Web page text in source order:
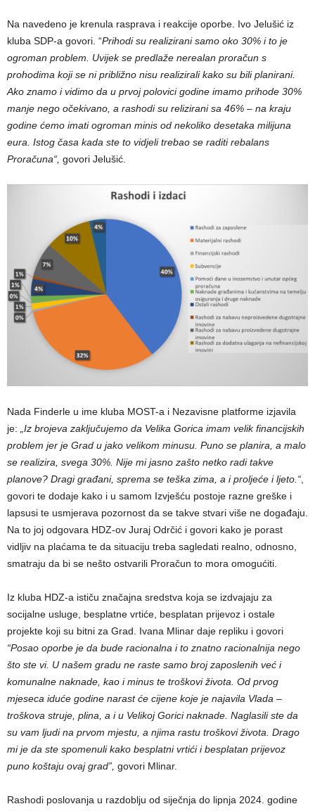
Na navedeno je krenula rasprava i reakcije oporbe. Ivo Jelušić iz
kluba SDP-a govori. “Prihodi su realizirani samo oko 30% i to je
ogroman problem. Uvijek se predlaže nerealan proračun s
prohodima koji se ni približno nisu realizirali kako su bili planirani.
Ako znamo i vidimo da u prvoj polovici godine imamo prihode 30%
manje nego očekivano, a rashodi su relizirani sa 46% – na kraju
godine ćemo imati ogroman minis od nekoliko desetaka milijuna
eura. Istog časa kada ste to vidjeli trebao se raditi rebalans
Proračuna“, govori Jelušić.
Nada Finderle u ime kluba MOST-a i Nezavisne platforme izjavila
je:
„Iz brojeva zaključujemo da Velika Gorica imam velik financijskih
problem jer je Grad u jako velikom minusu. Puno se planira, a malo
se realizira, svega 30%. Nije mi jasno zašto netko radi takve
planove? Dragi građani, sprema se teška zima, a i proljeće i ljeto.“
govori te dodaje kako i u samom Izvješću postoje razne greške i
lapsusi te usmjerava pozornost da se takve stvari više ne događaju.
Na to joj odgovara HDZ-ov Juraj Odrčić i govori kako je porast
vidljiv na plaćama te da situaciju treba sagledati realno, odnosno,
smatraju da bi se nešto ostvarili Proračun to mora omogućiti.
Iz kluba HDZ-a ističu značajna sredstva koja se izdvajaju za
socijalne usluge, besplatne vrtiće, besplatan prijevoz i ostale
projekte koji su bitni za Grad. Ivana Mlinar daje repliku i govori
“Posao oporbe je da bude racionalna i to znatno racionalnija nego
što ste vi. U našem gradu ne raste samo broj zaposlenih već i
komunalne naknade, kao i minus te troškovi života. Od prvog
mjeseca iduće godine narast će cijene koje je najavila Vlada –
troškova struje, plina, a i u Velikoj Gorici naknade. Naglasili ste da
su vam ljudi na prvom mjestu, a njima rastu troškovi života. Drago
mi je da ste spomenuli kako besplatni vrtići i besplatan prijevoz
puno koštaju ovaj grad”, govori Mlinar.
Rashodi poslovanja u razdoblju od siječnja do lipnja 2024. godine